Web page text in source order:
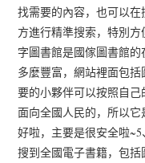
找需要的內容，也可以
方進行精準搜索，特別
字圖書館是國傢圖書館
多麼豐富，網站裡面包
要的小夥伴可以按照自
面向全國人民的，所以
好啦，主要是很安全啦
搜到全國電子書籍，包